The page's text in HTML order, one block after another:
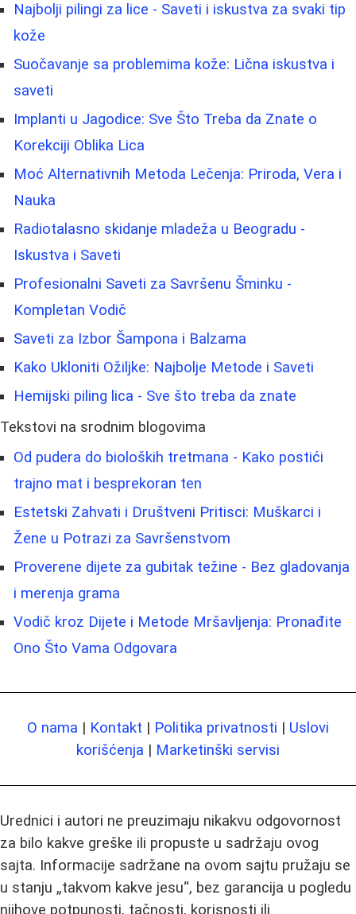
Najbolji pilingi za lice - Saveti i iskustva za svaki tip
kože
Suočavanje sa problemima kože: Lična iskustva i
saveti
Implanti u Jagodice: Sve Što Treba da Znate o
Korekciji Oblika Lica
Moć Alternativnih Metoda Lečenja: Priroda, Vera i
Nauka
Radiotalasno skidanje mladeža u Beogradu -
Iskustva i Saveti
Profesionalni Saveti za Savršenu Šminku -
Kompletan Vodič
Saveti za Izbor Šampona i Balzama
Kako Ukloniti Ožiljke: Najbolje Metode i Saveti
Hemijski piling lica - Sve što treba da znate
Tekstovi na srodnim blogovima
Od pudera do bioloških tretmana - Kako postići
trajno mat i besprekoran ten
Estetski Zahvati i Društveni Pritisci: Muškarci i
Žene u Potrazi za Savršenstvom
Proverene dijete za gubitak težine - Bez gladovanja
i merenja grama
Vodič kroz Dijete i Metode Mršavljenja: Pronađite
Ono Što Vama Odgovara
O nama | Kontakt | Politika privatnosti | Uslovi
korišćenja | Marketinški servisi
Urednici i autori ne preuzimaju nikakvu odgovornost
za bilo kakve greške ili propuste u sadržaju ovog
sajta. Informacije sadržane na ovom sajtu pružaju se
u stanju „takvom kakve jesu“, bez garancija u pogledu
njihove potpunosti, tačnosti, korisnosti ili